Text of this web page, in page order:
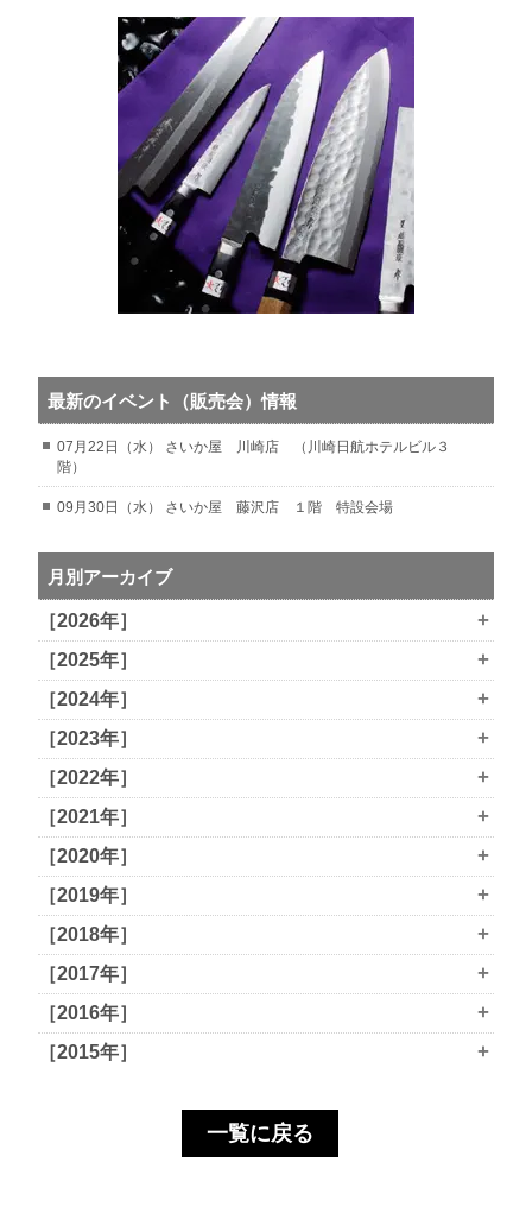
最新のイベント（販売会）情報
07月22日（水） さいか屋 川崎店 （川崎日航ホテルビル３
階）
09月30日（水） さいか屋 藤沢店 １階 特設会場
月別アーカイブ
［2026年］ +
［2025年］ +
［2024年］ +
［2023年］ +
［2022年］ +
［2021年］ +
［2020年］ +
［2019年］ +
［2018年］ +
［2017年］ +
［2016年］ +
［2015年］ +
一覧に戻る